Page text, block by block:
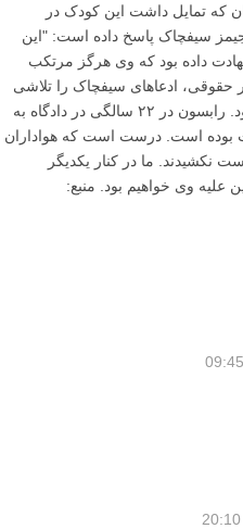
که تمایل داشت این کودک در
جیمز سیفچاک پاسخ داده است: "این
داده بود که وی هرگز مرتکب
حقوقی، ادعاهای سیفچاک را تلاشی
بود. رابسون در ۲۲ سالگی در دادگاه به
بوده است. درست است که هواداران
نکشیدند. ما در کنار یکدیگر
علیه وی خواهیم بود. منبع: